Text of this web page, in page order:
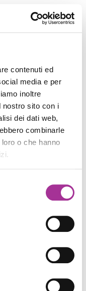
contenuti ed
media e per
inoltre
nostro sito con i
dei dati web,
combinarle
o che hanno